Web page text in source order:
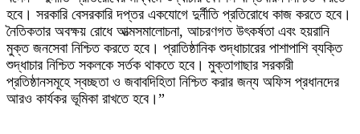
হবে। সরকারি বেসরকারি দপ্তর একযোগে দুর্নীতি প্রতিরোধে কাজ করতে হবে।
নৈতিকতার অবক্ষয় রোধে আত্মসমালোচনা, আচরণগত উৎকর্ষতা এবং হয়রানি
মুক্ত জনসেবা নিশ্চিত করতে হবে। প্রাতিষ্ঠানিক শুদ্ধাচারের পাশাপাশি ব্যক্তি
শুদ্ধাচার নিশ্চিত সকলকে সর্তক থাকতে হবে। মুক্তাগাছার সরকারী
প্রতিষ্ঠানসমূহে স্বচ্ছতা ও জবাবদিহিতা নিশ্চিত করার জন্য অফিস প্রধানদের
আরও কার্যকর ভূমিকা রাখতে হবে।”